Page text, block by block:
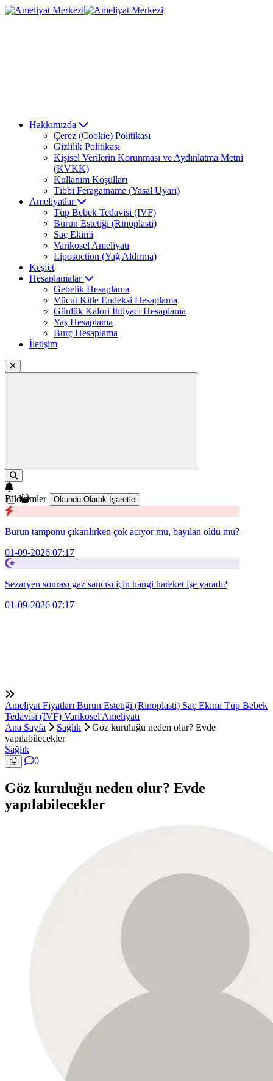
Hakkımızda
Çerez (Cookie) Politikası
Gizlilik Politikası
Kişisel Verilerin Korunması ve Aydınlatma Metni
(KVKK)
Kullanım Koşulları
Tıbbi Feragatname (Yasal Uyarı)
Ameliyatlar
Tüp Bebek Tedavisi (IVF)
Burun Estetiği (Rinoplasti)
Saç Ekimi
Varikosel Ameliyatı
Liposuction (Yağ Aldırma)
Keşfet
Hesaplamalar
Gebelik Hesaplama
Vücut Kitle Endeksi Hesaplama
Günlük Kalori İhtiyacı Hesaplama
Yaş Hesaplama
Burç Hesaplama
İletişim
Bildirimler Okundu Olarak İşaretle
Burun tamponu çıkarılırken çok acıyor mu, bayılan oldu mu?
01-09-2026 07:17
Sezaryen sonrası gaz sancısı için hangi hareket işe yaradı?
01-09-2026 07:17
Ameliyat Fiyatları Burun Estetiği (Rinoplasti) Saç Ekimi Tüp Bebek
Tedavisi (IVF) Varikosel Ameliyatı
Ana Sayfa
Sağlık
Göz kuruluğu neden olur? Evde
yapılabilecekler
Sağlık
0
Göz kuruluğu neden olur? Evde
yapılabilecekler